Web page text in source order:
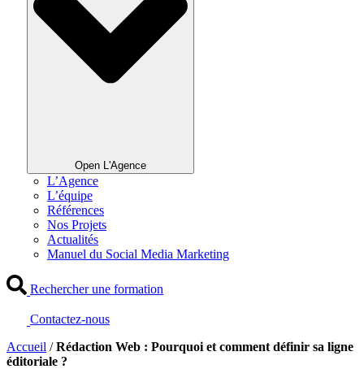
Open L'Agence
L’Agence
L’équipe
Références
Nos Projets
Actualités
Manuel du Social Media Marketing
Rechercher une formation
Contactez-nous
Accueil /Rédaction Web : Pourquoi et comment définir sa ligne
éditoriale ?